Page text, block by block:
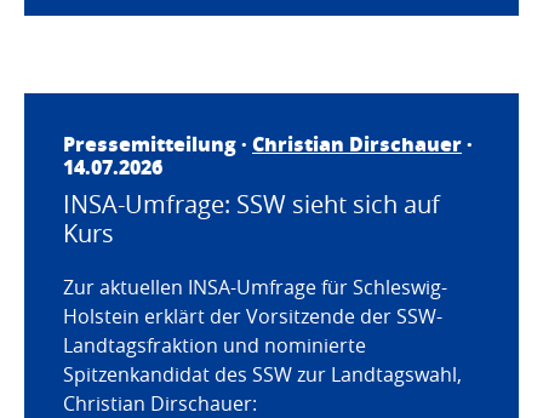
Pressemitteilung · Christian Dirschauer·
14.07.2026
INSA-Umfrage: SSW sieht sich auf
Kurs
Zur aktuellen INSA-Umfrage für Schleswig-
Holstein erklärt der Vorsitzende der SSW-
Landtagsfraktion und nominierte
Spitzenkandidat des SSW zur Landtagswahl,
Christian Dirschauer: